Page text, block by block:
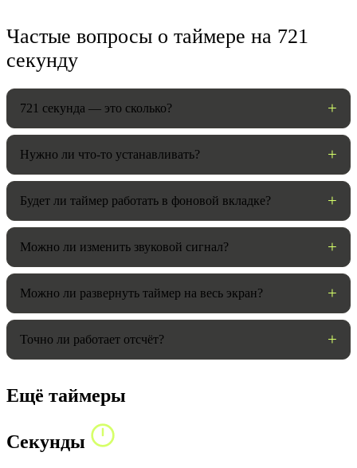
НАСТРОЙКИ
Звуки:
Громкость:
Частые вопросы о таймере на 721
секунду
721 секунда — это сколько?
Нужно ли что-то устанавливать?
Будет ли таймер работать в фоновой вкладке?
Можно ли изменить звуковой сигнал?
Можно ли развернуть таймер на весь экран?
Точно ли работает отсчёт?
Ещё таймеры
Секунды